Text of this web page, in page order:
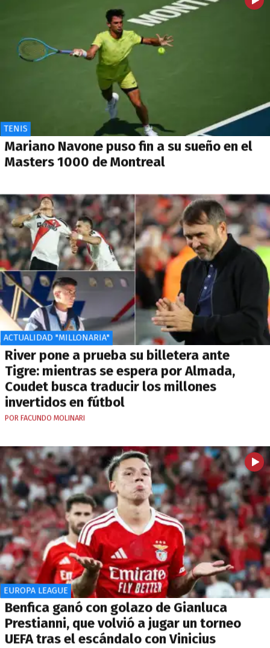
TENIS
Mariano Navone puso fin a su sueño en el
Masters 1000 de Montreal
ACTUALIDAD "MILLONARIA"
River pone a prueba su billetera ante
Tigre: mientras se espera por Almada,
Coudet busca traducir los millones
invertidos en fútbol
POR FACUNDO MOLINARI
EUROPA LEAGUE
Benfica ganó con golazo de Gianluca
Prestianni, que volvió a jugar un torneo
UEFA tras el escándalo con Vinicius